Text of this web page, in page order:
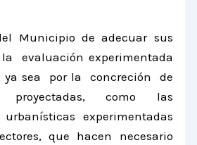
Municipio de adecuar sus
evaluación experimentada
ya sea por la concreción de
proyectadas, como las
experimentadas
que hacen necesario